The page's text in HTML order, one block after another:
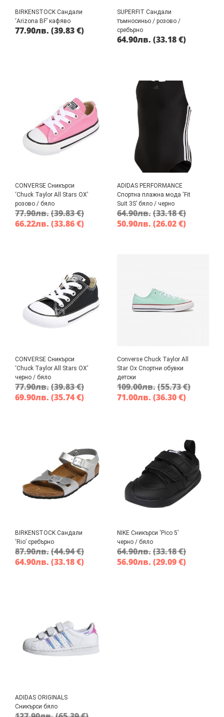
BIRKENSTOCK Сандали
‘Arizona BF’ кафяво
77.90лв. (39.83 €)
SUPERFIT Сандали
тъмносиньо / розово /
сребърно
64.90лв. (33.18 €)
CONVERSE Сникърси
‘Chuck Taylor All Stars OX’
розово / бяло
77.90лв.(39.83 €)
66.22лв. (33.86 €)
ADIDAS PERFORMANCE
Спортна плажна мода ‘Fit
Suit 3S’ бяло / черно
64.90лв.(33.18 €)
50.90лв. (26.02 €)
CONVERSE Сникърси
‘Chuck Taylor All Stars OX’
черно / бяло
77.90лв.(39.83 €)
69.90лв. (35.74 €)
Converse Chuck Taylor All
Star Ox Спортни обувки
детски
109.00лв.(55.73 €)
71.00лв. (36.30 €)
BIRKENSTOCK Сандали
‘Rio’ сребърно
87.90лв.(44.94 €)
64.90лв. (33.18 €)
NIKE Сникърси ‘Pico 5’
черно / бяло
64.90лв.(33.18 €)
56.90лв. (29.09 €)
ADIDAS ORIGINALS
Сникърси бяло